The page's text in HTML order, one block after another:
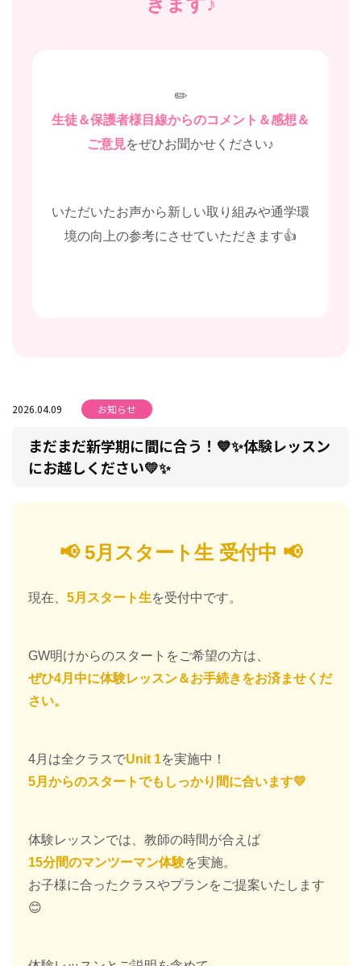
✏️
生徒＆保護者様目線からのコメント＆感想＆
ご意見をぜひお聞かせください♪
いただいたお声から新しい取り組みや通学環
境の向上の参考にさせていただきます👍
2026.04.09 お知らせ
まだまだ新学期に間に合う！💙✨体験レッスン
にお越しください💛✨
📢 5月スタート生 受付中 📢
現在、 5月スタート生を受付中です。
GW明けからのスタートをご希望の方は、
ぜひ4月中に体験レッスン＆お手続きをお済ませくだ
さい。
4月は全クラスでUnit 1を実施中！
5月からのスタートでもしっかり間に合います💛
体験レッスンでは、教師の時間が合えば
15分間のマンツーマン体験を実施。
お子様に合ったクラスやプランをご提案いたします
😊